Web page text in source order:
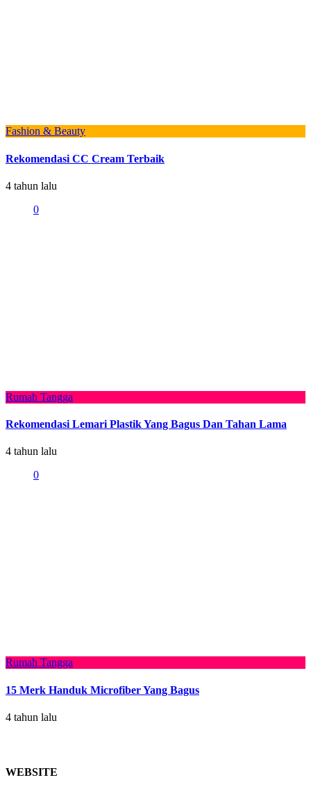
Fashion & Beauty
Rekomendasi CC Cream Terbaik
4 tahun lalu
0
Rumah Tangga
Rekomendasi Lemari Plastik Yang Bagus Dan Tahan Lama
4 tahun lalu
0
Rumah Tangga
15 Merk Handuk Microfiber Yang Bagus
4 tahun lalu
WEBSITE